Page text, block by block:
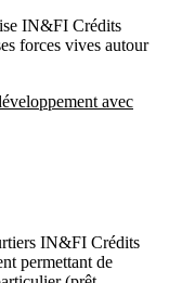
IN&FI Crédits
forces vives autour
avec
IN&FI Crédits
permettant de